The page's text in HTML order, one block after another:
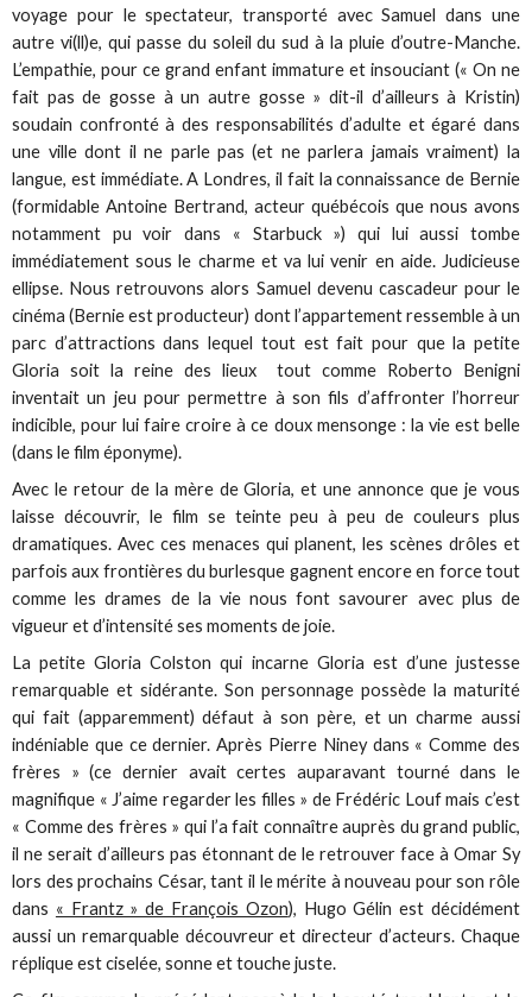
voyage pour le spectateur, transporté avec Samuel dans une
autre vi(ll)e, qui passe du soleil du sud à la pluie d’outre-Manche.
L’empathie, pour ce grand enfant immature et insouciant (« On ne
fait pas de gosse à un autre gosse » dit-il d’ailleurs à Kristin)
soudain confronté à des responsabilités d’adulte et égaré dans
une ville dont il ne parle pas (et ne parlera jamais vraiment) la
langue, est immédiate. A Londres, il fait la connaissance de Bernie
(formidable Antoine Bertrand, acteur québécois que nous avons
notamment pu voir dans « Starbuck ») qui lui aussi tombe
immédiatement sous le charme et va lui venir en aide. Judicieuse
ellipse. Nous retrouvons alors Samuel devenu cascadeur pour le
cinéma (Bernie est producteur) dont l’appartement ressemble à un
parc d’attractions dans lequel tout est fait pour que la petite
Gloria soit la reine des lieux tout comme Roberto Benigni
inventait un jeu pour permettre à son fils d’affronter l’horreur
indicible, pour lui faire croire à ce doux mensonge : la vie est belle
(dans le film éponyme).
Avec le retour de la mère de Gloria, et une annonce que je vous
laisse découvrir, le film se teinte peu à peu de couleurs plus
dramatiques. Avec ces menaces qui planent, les scènes drôles et
parfois aux frontières du burlesque gagnent encore en force tout
comme les drames de la vie nous font savourer avec plus de
vigueur et d’intensité ses moments de joie.
La petite Gloria Colston qui incarne Gloria est d’une justesse
remarquable et sidérante. Son personnage possède la maturité
qui fait (apparemment) défaut à son père, et un charme aussi
indéniable que ce dernier. Après Pierre Niney dans « Comme des
frères » (ce dernier avait certes auparavant tourné dans le
magnifique « J’aime regarder les filles » de Frédéric Louf mais c’est
« Comme des frères » qui l’a fait connaître auprès du grand public,
il ne serait d’ailleurs pas étonnant de le retrouver face à Omar Sy
lors des prochains César, tant il le mérite à nouveau pour son rôle
dans « Frantz » de François Ozon), Hugo Gélin est décidément
aussi un remarquable découvreur et directeur d’acteurs. Chaque
réplique est ciselée, sonne et touche juste.